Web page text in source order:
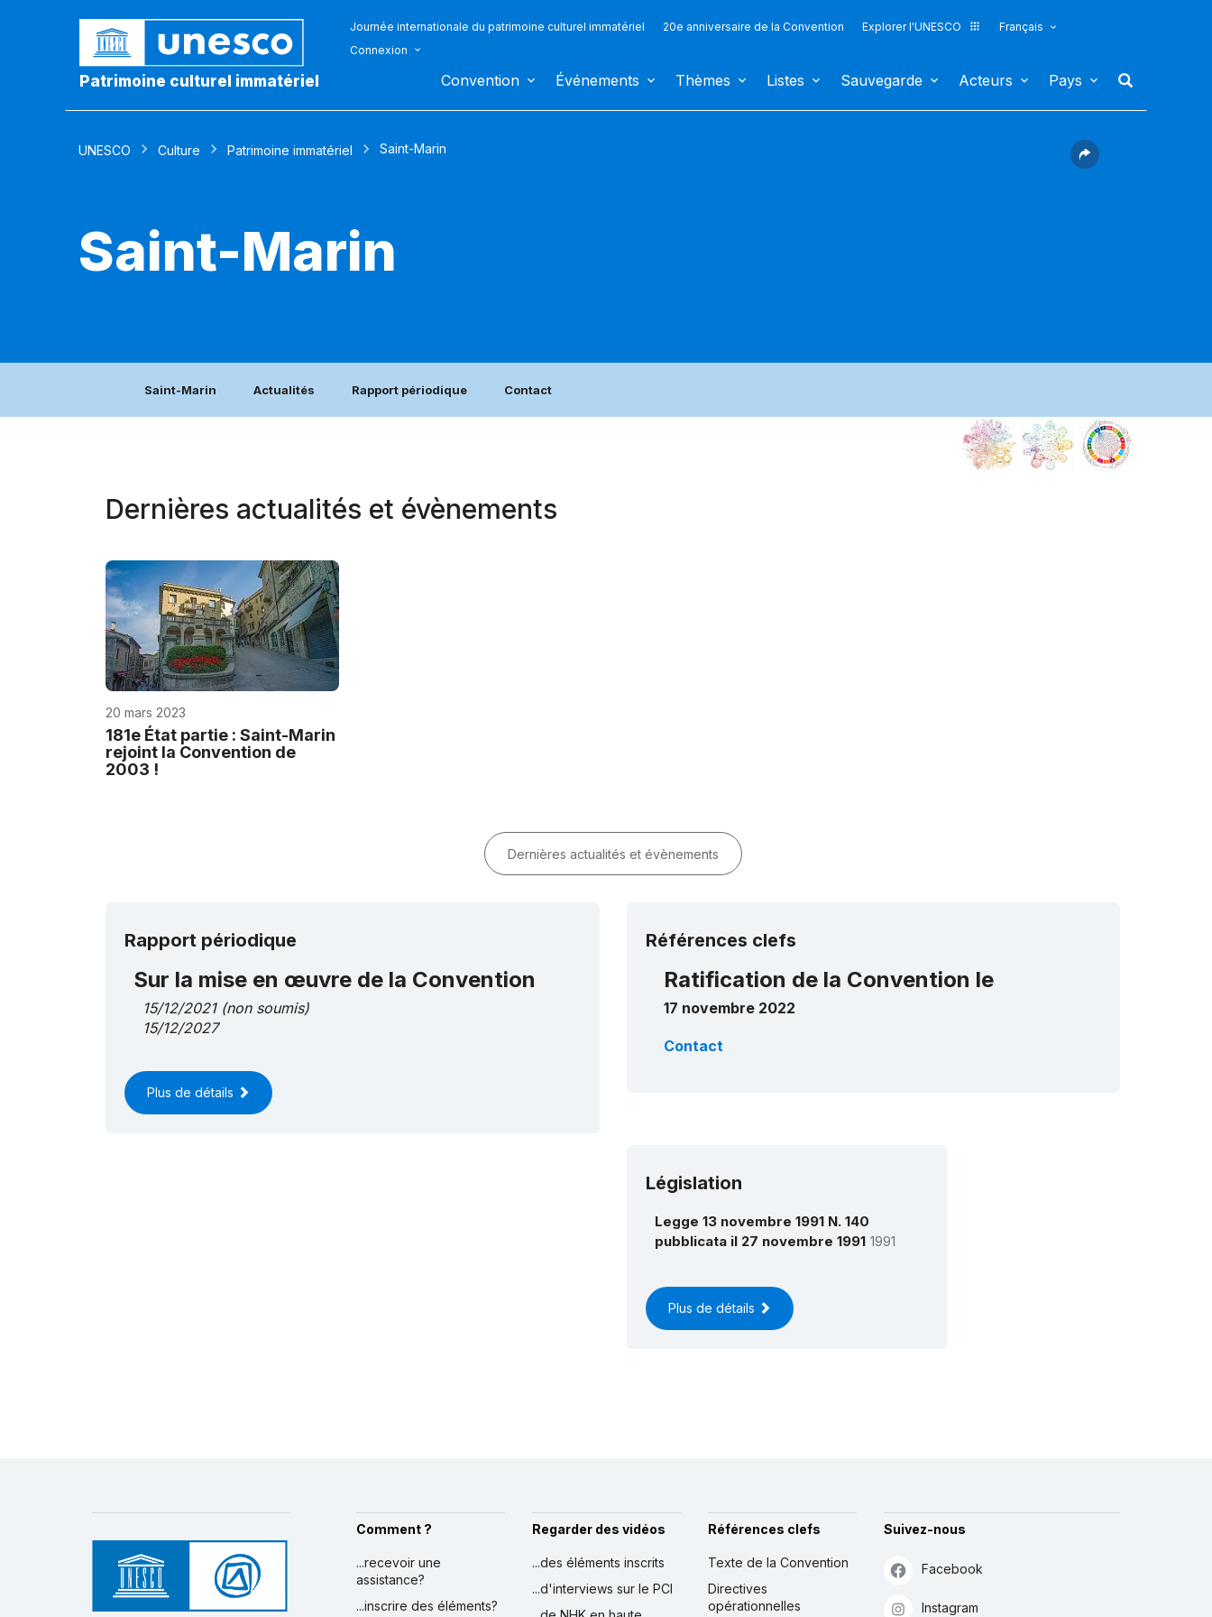
Patrimoine culturel immatériel
Journée internationale du patrimoine culturel immatériel 20e anniversaire de la Convention Explorer l'UNESCO
Français
Connexion
Convention Événements Thèmes Listes Sauvegarde Acteurs Pays
UNESCO Culture Patrimoine immatériel Saint-Marin
Saint-Marin
Saint-Marin Actualités Rapport périodique Contact
Dernières actualités et évènements
20 mars 2023
181e État partie : Saint-Marin
rejoint la Convention de
2003 !
Dernières actualités et évènements
Rapport périodique
Sur la mise en œuvre de la Convention
15/12/2021(non soumis)
15/12/2027
Plus de détails
Références clefs
Ratification de la Convention le
17 novembre 2022
Contact
Législation
Legge 13 novembre 1991 N. 140
pubblicata il 27 novembre 1991 1991
Plus de détails
Comment ?
...recevoir une
assistance?
...inscrire des éléments?
Regarder des vidéos
...des éléments inscrits
...d'interviews sur le PCI
Références clefs
Texte de la Convention
Directives
opérationnelles
Suivez-nous
Facebook
Instagram